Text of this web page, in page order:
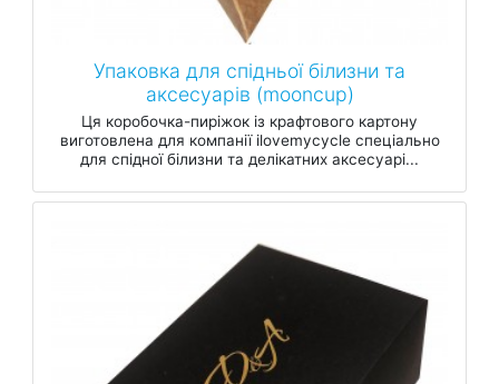
Упаковка для спідньої білизни та
аксесуарів (mooncup)
Ця коробочка-пиріжок із крафтового картону
виготовлена для компанії ilovemycycle спеціально
для спідної білизни та делікатних аксесуарі...